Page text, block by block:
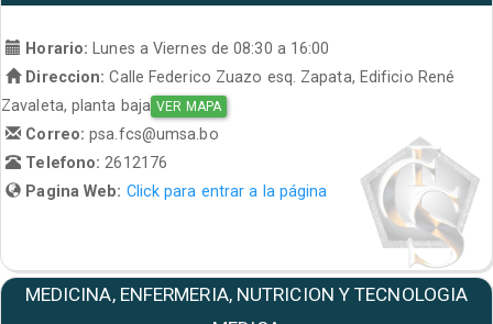
Horario:
Lunes a Viernes de 08:30 a 16:00
Direccion: Calle Federico Zuazo esq. Zapata, Edificio René
Zavaleta, planta baja VER MAPA
Correo:psa.fcs@umsa.bo
Telefono: 2612176
Pagina Web: Click para entrar a la página
MEDICINA, ENFERMERIA, NUTRICION Y TECNOLOGIA